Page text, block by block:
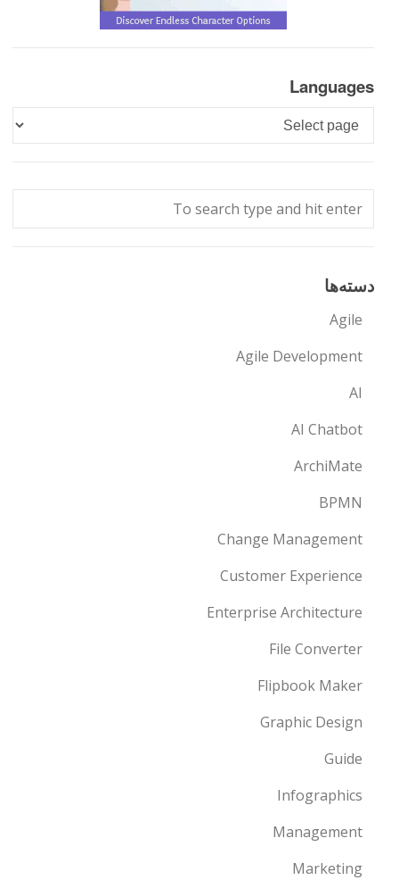
Languages
Languages
دسته‌ها
Agile
Agile Development
AI
AI Chatbot
ArchiMate
BPMN
Change Management
Customer Experience
Enterprise Architecture
File Converter
Flipbook Maker
Graphic Design
Guide
Infographics
Management
Marketing